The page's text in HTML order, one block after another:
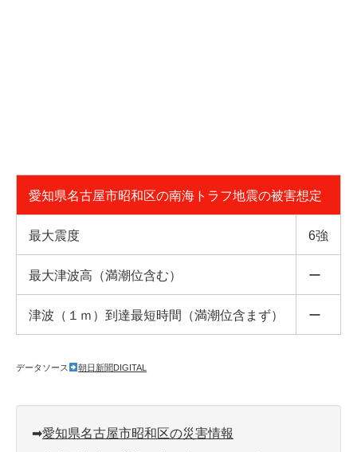
愛知県名古屋市昭和区の南海トラフ地震の被害想定
最大震度 6強
最大津波高（満潮位含む） ー
津波（１ｍ）到達最短時間（満潮位含まず） ー
データソース 朝日新聞DIGITAL
➡︎愛知県名古屋市昭和区の災害情報